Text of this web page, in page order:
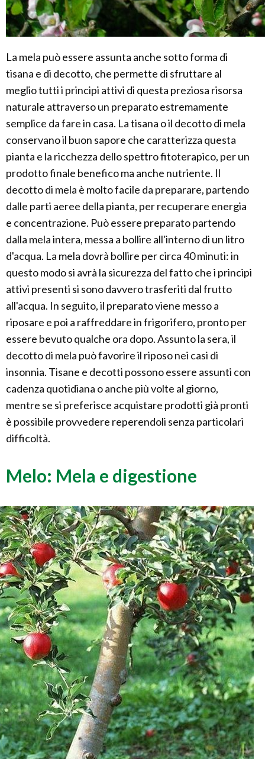
La mela può essere assunta anche sotto forma di
tisana e di decotto, che permette di sfruttare al
meglio tutti i principi attivi di questa preziosa risorsa
naturale attraverso un preparato estremamente
semplice da fare in casa. La tisana o il decotto di mela
conservano il buon sapore che caratterizza questa
pianta e la ricchezza dello spettro fitoterapico, per un
prodotto finale benefico ma anche nutriente. Il
decotto di mela è molto facile da preparare, partendo
dalle parti aeree della pianta, per recuperare energia
e concentrazione. Può essere preparato partendo
dalla mela intera, messa a bollire all'interno di un litro
d'acqua. La mela dovrà bollire per circa 40 minuti: in
questo modo si avrà la sicurezza del fatto che i principi
attivi presenti si sono davvero trasferiti dal frutto
all'acqua. In seguito, il preparato viene messo a
riposare e poi a raffreddare in frigorifero, pronto per
essere bevuto qualche ora dopo. Assunto la sera, il
decotto di mela può favorire il riposo nei casi di
insonnia. Tisane e decotti possono essere assunti con
cadenza quotidiana o anche più volte al giorno,
mentre se si preferisce acquistare prodotti già pronti
è possibile provvedere reperendoli senza particolari
difficoltà.
Melo: Mela e digestione